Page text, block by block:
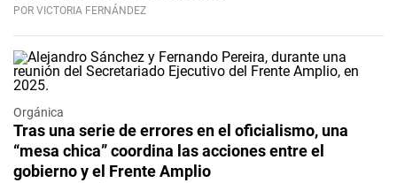
POR VICTORIA FERNÁNDEZ
Orgánica
Tras una serie de errores en el oficialismo, una
“mesa chica” coordina las acciones entre el
gobierno y el Frente Amplio